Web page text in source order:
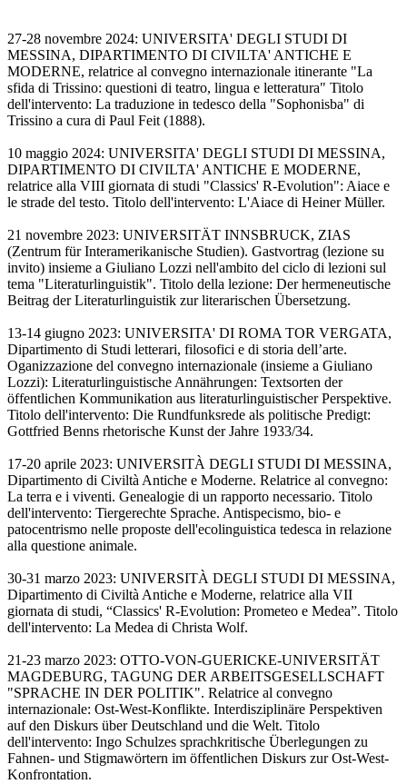
27-28 novembre 2024: UNIVERSITA' DEGLI STUDI DI
MESSINA, DIPARTIMENTO DI CIVILTA' ANTICHE E
MODERNE, relatrice al convegno internazionale itinerante "La
sfida di Trissino: questioni di teatro, lingua e letteratura" Titolo
dell'intervento: La traduzione in tedesco della "Sophonisba" di
Trissino a cura di Paul Feit (1888).
10 maggio 2024: UNIVERSITA' DEGLI STUDI DI MESSINA,
DIPARTIMENTO DI CIVILTA' ANTICHE E MODERNE,
relatrice alla VIII giornata di studi "Classics' R-Evolution": Aiace e
le strade del testo. Titolo dell'intervento: L'Aiace di Heiner Müller.
21 novembre 2023: ​UNIVERSITÄT INNSBRUCK, ZIAS
(Zentrum für Interamerikanische Studien). Gastvortrag (lezione su
invito) insieme a Giuliano Lozzi nell'ambito del ciclo di lezioni sul
tema "Literaturlinguistik". Titolo della lezione: Der hermeneutische
Beitrag der Literaturlinguistik zur literarischen Übersetzung.
13-14 giugno 2023: UNIVERSITA' DI ROMA TOR VERGATA,
Dipartimento di Studi letterari, filosofici e di storia dell’arte.
Oganizzazione del convegno internazionale (insieme a Giuliano
Lozzi): Literaturlinguistische Annährungen: Textsorten der
öffentlichen Kommunikation aus literaturlinguistischer Perspektive.
Titolo dell'intervento: Die Rundfunksrede als politische Predigt:
Gottfried Benns rhetorische Kunst der Jahre 1933/34.
17-20 aprile 2023: UNIVERSITÀ DEGLI STUDI DI MESSINA,
Dipartimento di Civiltà Antiche e Moderne. Relatrice al convegno:
La terra e i viventi. Genealogie di un rapporto necessario. Titolo
dell'intervento: Tiergerechte Sprache. Antispecismo, bio- e
patocentrismo nelle proposte dell'ecolinguistica tedesca in relazione
alla questione animale.
30-31 marzo 2023: UNIVERSITÀ DEGLI STUDI DI MESSINA,
Dipartimento di Civiltà Antiche e Moderne, relatrice alla VII
giornata di studi, “Classics' R-Evolution: Prometeo e Medea”. Titolo
dell'intervento: La Medea di Christa Wolf.
21-23 marzo 2023: OTTO-VON-GUERICKE-UNIVERSITÄT
MAGDEBURG, TAGUNG DER ARBEITSGESELLSCHAFT
"SPRACHE IN DER POLITIK". Relatrice al convegno
internazionale: Ost-West-Konflikte. Interdisziplinäre Perspektiven
auf den Diskurs über Deutschland und die Welt. Titolo
dell'intervento: Ingo Schulzes sprachkritische Überlegungen zu
Fahnen- und Stigmawörtern im öffentlichen Diskurs zur Ost-West-
Konfrontation.